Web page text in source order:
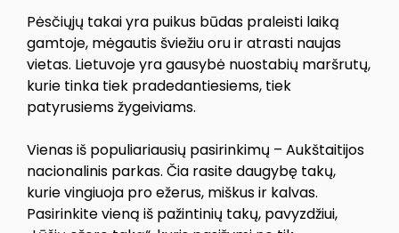
Pėsčiųjų takai yra puikus būdas praleisti laiką
gamtoje, mėgautis šviežiu oru ir atrasti naujas
vietas. Lietuvoje yra gausybė nuostabių maršrutų,
kurie tinka tiek pradedantiesiems, tiek
patyrusiems žygeiviams.
Vienas iš populiariausių pasirinkimų – Aukštaitijos
nacionalinis parkas. Čia rasite daugybę takų,
kurie vingiuoja pro ežerus, miškus ir kalvas.
Pasirinkite vieną iš pažintinių takų, pavyzdžiui,